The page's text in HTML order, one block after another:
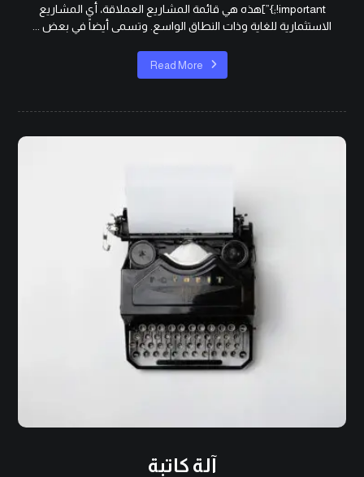
!important;}”]هذه هي قائمة المشاريع العملاقة، أي المشاريع
الاستثمارية للغاية وذات النطاق الواسع. وتسمى أيضاً في بعض ...
Read More
آلة كاتبة